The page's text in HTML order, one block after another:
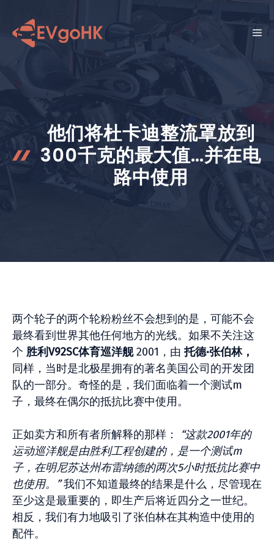
菜
他们将杜卡迪整流罩放到
300千克的最大值…并在电
路中使用
两个轮子的两个轮粉粉丝不会想到的是，可能不会
最终看到世界其他任何地方的光线。如果不关注这
个 胜利V92SC体育巡洋舰2001，由托德·张伯林，
同样，当时是北极星拥有的著名美国公司的开发团
队的一部分。奇怪的是，我们面临着一个测试m
子，最终在偶尔的抵抗比赛中使用。
正如卖方和所有者所解释的那样：
“这款2001年的
运动巡洋舰是由胜利工程创建的，是一个测试m
子，在明尼苏达州布雷纳德的两次5小时抵抗比赛中
也使用。”我们不知道最终的结果是什么，尽管现在
至少这是最重要的，即生产后将近四分之一世纪。
相反，我们有力地吸引了张伯林在其构造中使用的
配件。